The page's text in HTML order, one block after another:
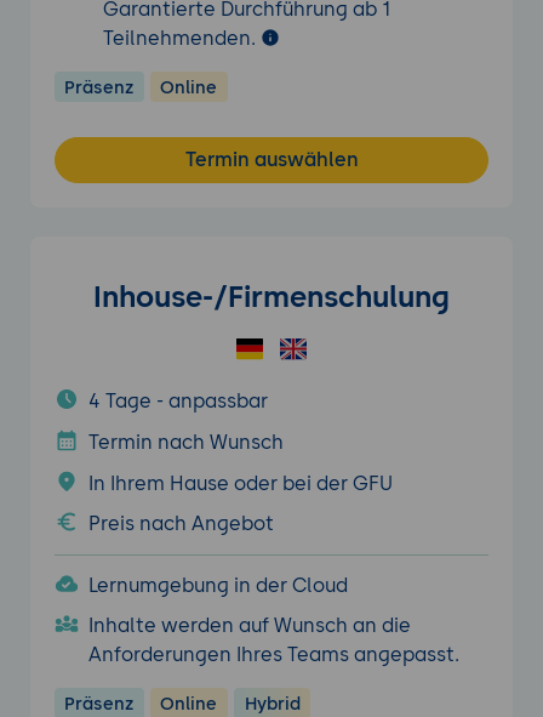
Garantierte Durchführung ab 1
Teilnehmenden.
Präsenz Online
Termin auswählen
Inhouse-/Firmenschulung
4 Tage - anpassbar
Termin nach Wunsch
In Ihrem Hause oder bei der GFU
Preis nach Angebot
Lernumgebung in der Cloud
Inhalte werden auf Wunsch an die
Anforderungen Ihres Teams angepasst.
Präsenz Online Hybrid